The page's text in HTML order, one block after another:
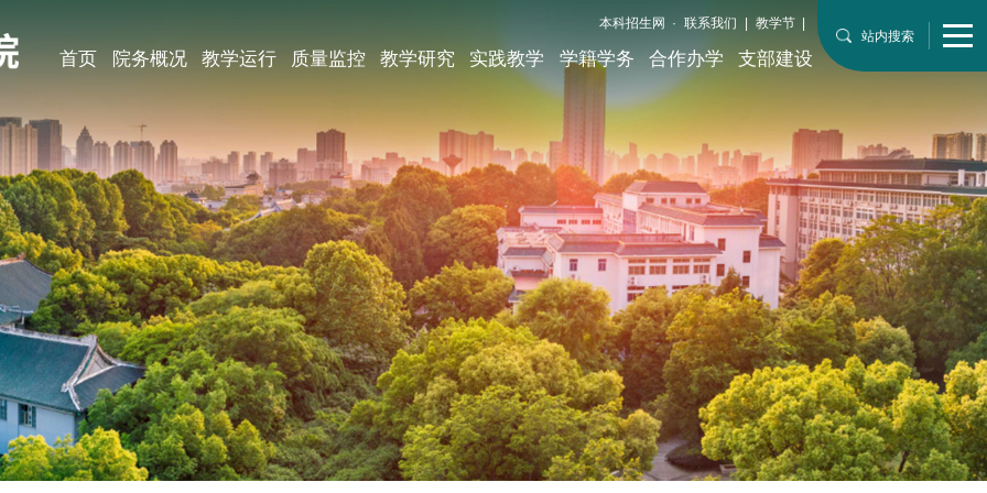
本科招生网 · 联系我们 | 教学节 |
首页 院务概况 教学运行 质量监控 教学研究 实践教学 学籍学务 合作办学 支部建设
站内搜索